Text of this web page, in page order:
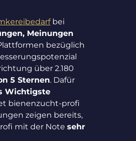
bei
Meinungen
bezüglich
über 2.180
5 Sternen. Dafür
Wichtigste
bienenzucht-profi
zeigen bereits,
mit der Note sehr